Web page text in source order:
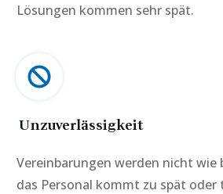
Lösungen kommen sehr spät.
Unzuverlässigkeit
Vereinbarungen werden nicht wie
das Personal kommt zu spät oder